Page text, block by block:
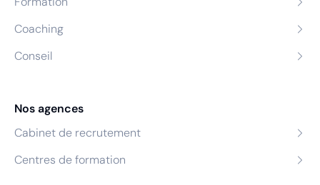
Coaching
Conseil
Nos agences
Cabinet de recrutement
Centres de formation